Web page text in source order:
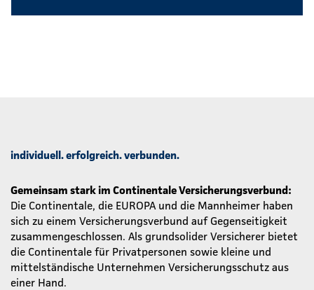
individuell. erfolgreich. verbunden.
Gemeinsam stark im Continentale Versicherungsverbund:
Die Continentale, die EUROPA und die Mannheimer haben
sich zu einem Versicherungsverbund auf Gegenseitigkeit
zusammengeschlossen. Als grundsolider Versicherer bietet
die Continentale für Privatpersonen sowie kleine und
mittelständische Unternehmen Versicherungsschutz aus
einer Hand.